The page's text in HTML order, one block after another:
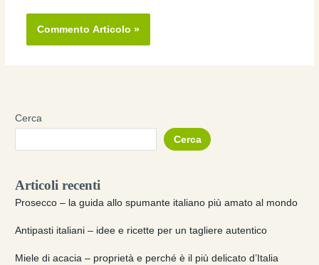
Cerca
Cerca
Articoli recenti
Prosecco – la guida allo spumante italiano più amato al mondo
Antipasti italiani – idee e ricette per un tagliere autentico
Miele di acacia – proprietà e perché è il più delicato d’Italia